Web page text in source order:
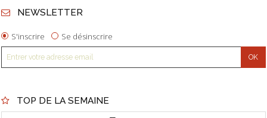
NEWSLETTER
S'inscrire Se désinscrire
TOP DE LA SEMAINE